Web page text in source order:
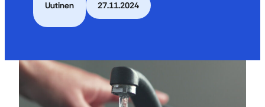
Uutinen 27.11.2024